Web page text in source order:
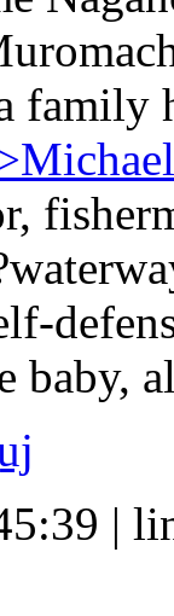
family
baby,
|